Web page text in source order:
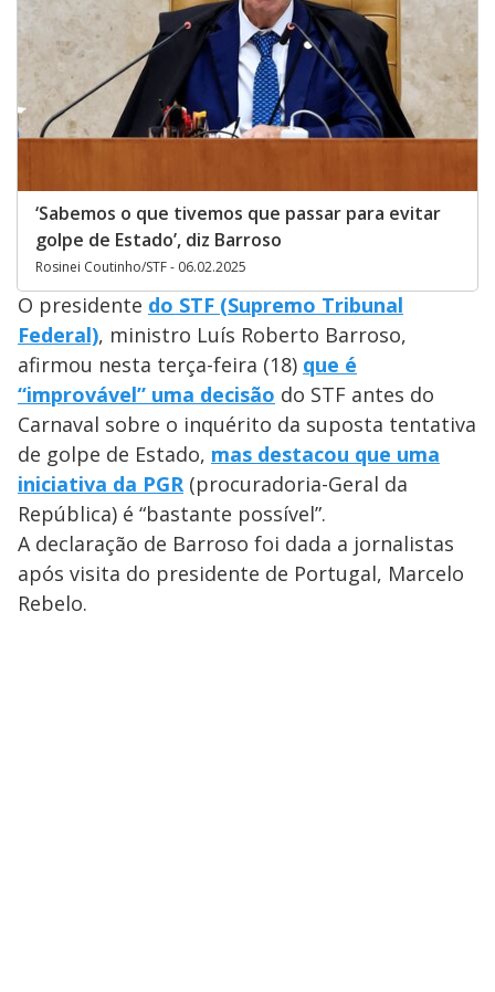
‘Sabemos o que tivemos que passar para evitar
golpe de Estado’, diz Barroso
Rosinei Coutinho/STF - 06.02.2025
O presidente do STF (Supremo Tribunal
Federal), ministro Luís Roberto Barroso,
afirmou nesta terça-feira (18) que é
“improvável” uma decisão do STF antes do
Carnaval sobre o inquérito da suposta tentativa
de golpe de Estado, mas destacou que uma
iniciativa da PGR(procuradoria-Geral da
República) é “bastante possível”.
A declaração de Barroso foi dada a jornalistas
após visita do presidente de Portugal, Marcelo
Rebelo.